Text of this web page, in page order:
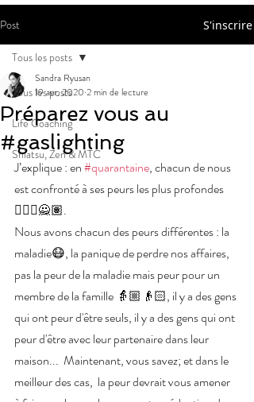
Post S'inscrire
Tous les posts
Life Coaching
Shiatsu, Zen & MTC
Tous les posts
Préparez vous au
#gaslighting
Sandra Ryusan
19 avr. 2020 2 min de lecture
J’explique : en #quarantaine, chacun de nous
est confronté à ses peurs les plus profondes
🙅🏻‍♀️🙅🏽.
Nous avons chacun des peurs différentes : la
maladie😷, la panique de perdre nos affaires,
pas la peur de la maladie mais peur pour un
membre de la famille 👵🏼👴🏻, il y a des gens
qui ont peur d'être seuls, il y a des gens qui ont
peur d'être avec leur partenaire dans leur
maison...  Maintenant, vous savez; et dans le
meilleur des cas,  la peur devrait vous amener